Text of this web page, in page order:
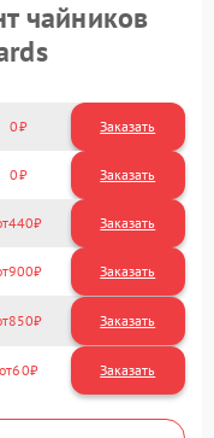
чайников
0 Заказать
0 Заказать
440
900
850
60